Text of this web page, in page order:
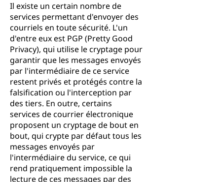
Il existe un certain nombre de
services permettant d'envoyer des
courriels en toute sécurité. L'un
d'entre eux est PGP (Pretty Good
Privacy), qui utilise le cryptage pour
garantir que les messages envoyés
par l'intermédiaire de ce service
restent privés et protégés contre la
falsification ou l'interception par
des tiers. En outre, certains
services de courrier électronique
proposent un cryptage de bout en
bout, qui crypte par défaut tous les
messages envoyés par
l'intermédiaire du service, ce qui
rend pratiquement impossible la
lecture de ces messages par des